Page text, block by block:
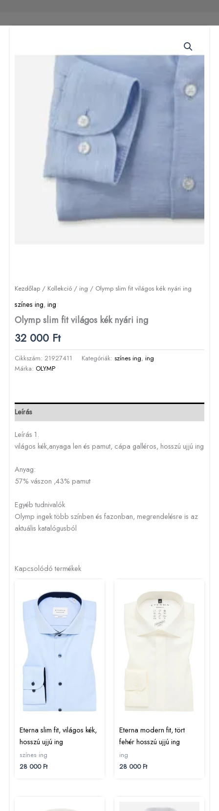
Kezdőlap / Kollekció / ing / Olymp slim fit világos kék nyári ing
színes ing, ing
Olymp slim fit világos kék nyári ing
32 000 Ft
Cikkszám: 21927411 Kategóriák: színes ing, ing
Márka: OLYMP
Leírás
Leírás 1.
világos kék,anyaga len és pamut, cápa galléros, hosszú ujjú ing
Anyag:
57% vászon ,43% pamut
Egyéb tudnivalók
Olymp ingek több színben és fazonban, megrendelésre is az
aktuális katalógusból
Kapcsolódó termékek
Eterna slim fit, világos kék,
hosszú ujjú ing
színes ing
28 000Ft
Eterna modern fit, tört
fehér hosszú ujjú ing
ing
28 000Ft